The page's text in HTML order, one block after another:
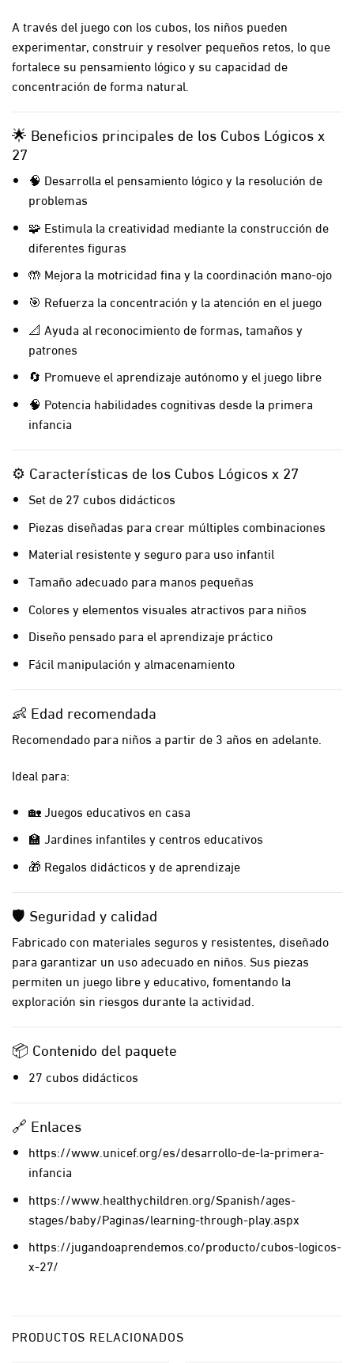
A través del juego con los cubos, los niños pueden
experimentar, construir y resolver pequeños retos, lo que
fortalece su pensamiento lógico y su capacidad de
concentración de forma natural.
🌟 Beneficios principales de los Cubos Lógicos x
27
🧠 Desarrolla el pensamiento lógico y la resolución de
problemas
🧩 Estimula la creatividad mediante la construcción de
diferentes figuras
🤲 Mejora la motricidad fina y la coordinación mano-ojo
🎯 Refuerza la concentración y la atención en el juego
📐 Ayuda al reconocimiento de formas, tamaños y
patrones
🔄 Promueve el aprendizaje autónomo y el juego libre
🧠 Potencia habilidades cognitivas desde la primera
infancia
⚙️ Características de los Cubos Lógicos x 27
Set de 27 cubos didácticos
Piezas diseñadas para crear múltiples combinaciones
Material resistente y seguro para uso infantil
Tamaño adecuado para manos pequeñas
Colores y elementos visuales atractivos para niños
Diseño pensado para el aprendizaje práctico
Fácil manipulación y almacenamiento
👶 Edad recomendada
Recomendado para niños a partir de 3 años en adelante.
Ideal para:
🏡 Juegos educativos en casa
🏫 Jardines infantiles y centros educativos
🎁 Regalos didácticos y de aprendizaje
🛡️ Seguridad y calidad
Fabricado con materiales seguros y resistentes, diseñado
para garantizar un uso adecuado en niños. Sus piezas
permiten un juego libre y educativo, fomentando la
exploración sin riesgos durante la actividad.
📦 Contenido del paquete
27 cubos didácticos
🔗 Enlaces
https://www.unicef.org/es/desarrollo-de-la-primera-
infancia
https://www.healthychildren.org/Spanish/ages-
stages/baby/Paginas/learning-through-play.aspx
https://jugandoaprendemos.co/producto/cubos-logicos-
x-27/
PRODUCTOS RELACIONADOS